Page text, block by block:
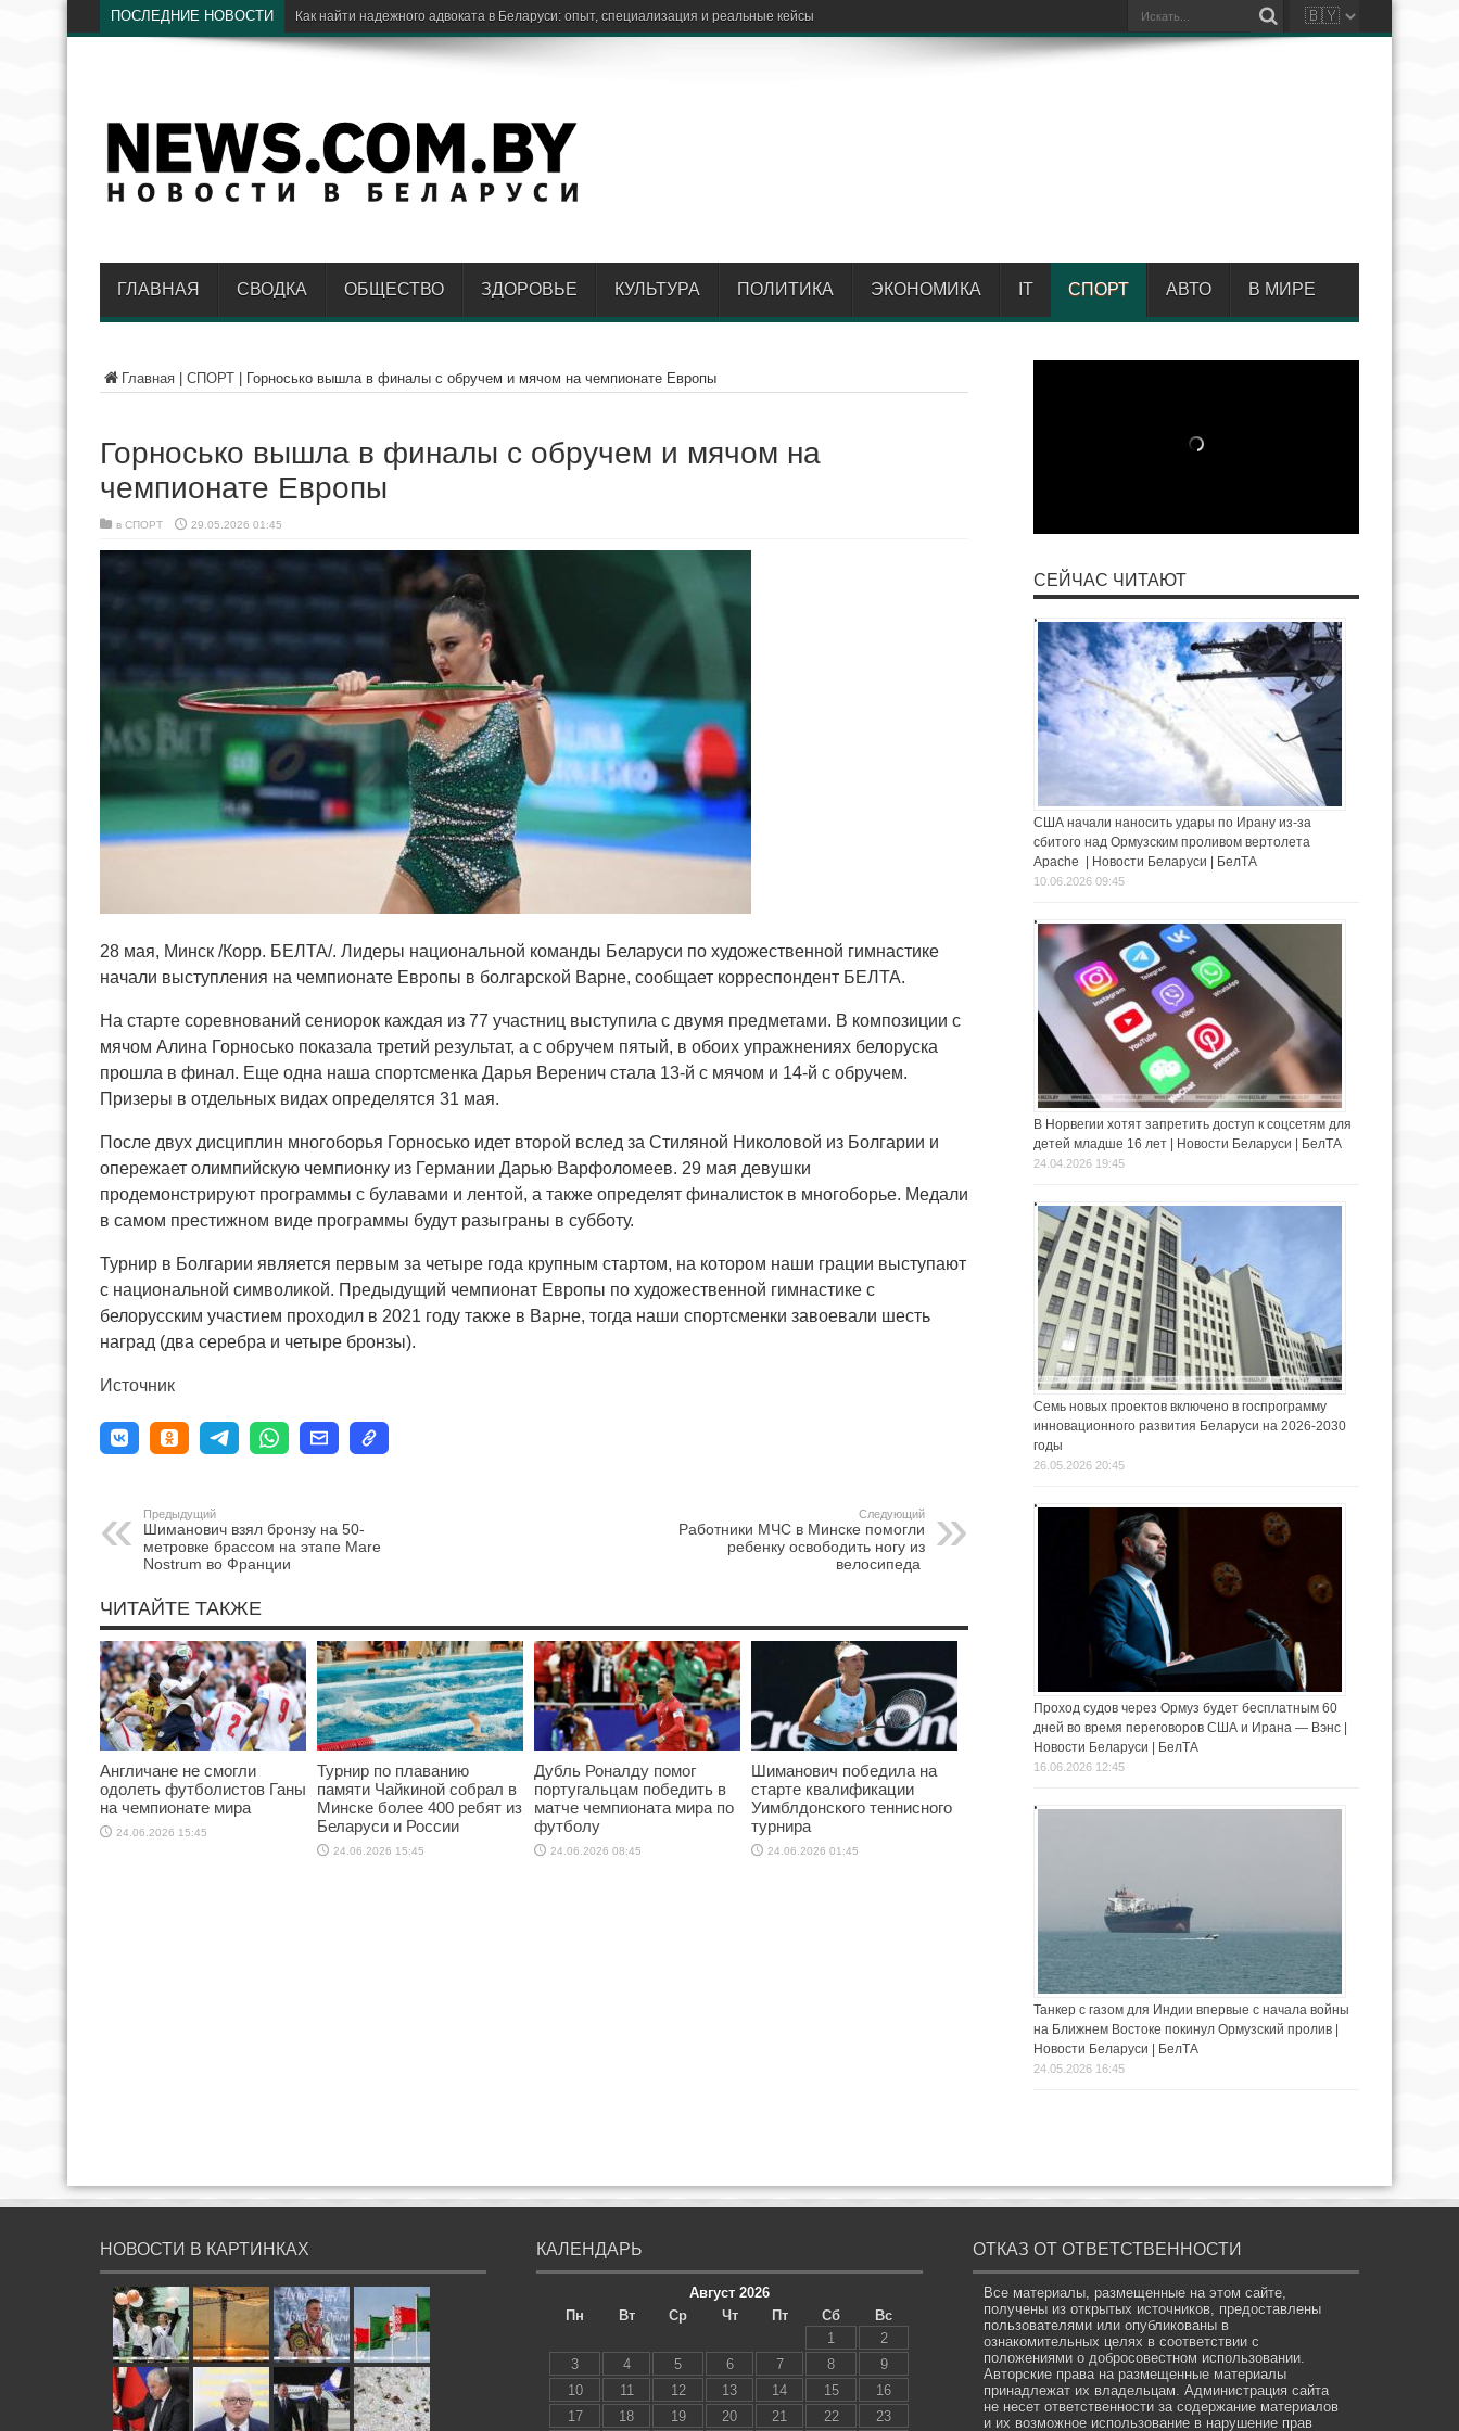
ПОСЛЕДНИЕ НОВОСТИ
ГЛАВНАЯ СВОДКА ОБЩЕСТВО ЗДОРОВЬЕ КУЛЬТУРА ПОЛИТИКА ЭКОНОМИКА IT СПОРТ АВТО В МИРЕ
Главная СПОРТ Горносько вышла в финалы с обручем и мячом на чемпионате Европы
Горносько вышла в финалы с обручем и мячом на
чемпионате Европы
в СПОРТ 29.05.2026 01:45
28 мая, Минск /Корр. БЕЛТА/. Лидеры национальной команды Беларуси по художественной гимнастике
начали выступления на чемпионате Европы в болгарской Варне, сообщает корреспондент БЕЛТА.
На старте соревнований сениорок каждая из 77 участниц выступила с двумя предметами. В композиции с
мячом Алина Горносько показала третий результат, а с обручем пятый, в обоих упражнениях белоруска
прошла в финал. Еще одна наша спортсменка Дарья Веренич стала 13-й с мячом и 14-й с обручем.
Призеры в отдельных видах определятся 31 мая.
После двух дисциплин многоборья Горносько идет второй вслед за Стиляной Николовой из Болгарии и
опережает олимпийскую чемпионку из Германии Дарью Варфоломеев. 29 мая девушки
продемонстрируют программы с булавами и лентой, а также определят финалисток в многоборье. Медали
в самом престижном виде программы будут разыграны в субботу.
Турнир в Болгарии является первым за четыре года крупным стартом, на котором наши грации выступают
с национальной символикой. Предыдущий чемпионат Европы по художественной гимнастике с
белорусским участием проходил в 2021 году также в Варне, тогда наши спортсменки завоевали шесть
наград (два серебра и четыре бронзы).
Источник
Предыдущий
Шиманович взял бронзу на 50-
метровке брассом на этапе Mare
Nostrum во Франции
Следующий
Работники МЧС в Минске помогли
ребенку освободить ногу из
велосипеда
ЧИТАЙТЕ ТАКЖЕ
Англичане не смогли
одолеть футболистов Ганы
на чемпионате мира
24.06.2026 15:45
Турнир по плаванию
памяти Чайкиной собрал в
Минске более 400 ребят из
Беларуси и России
24.06.2026 15:45
Дубль Роналду помог
португальцам победить в
матче чемпионата мира по
футболу
24.06.2026 08:45
Шиманович победила на
старте квалификации
Уимблдонского теннисного
турнира
24.06.2026 01:45
СЕЙЧАС ЧИТАЮТ
США начали наносить удары по Ирану из-за
сбитого над Ормузским проливом вертолета
Apache | Новости Беларуси | БелТА
10.06.2026 09:45
В Норвегии хотят запретить доступ к соцсетям для
детей младше 16 лет | Новости Беларуси | БелТА
24.04.2026 19:45
Семь новых проектов включено в госпрограмму
инновационного развития Беларуси на 2026-2030
годы
26.05.2026 20:45
Проход судов через Ормуз будет бесплатным 60
дней во время переговоров США и Ирана — Вэнс |
Новости Беларуси | БелТА
16.06.2026 12:45
Танкер с газом для Индии впервые с начала войны
на Ближнем Востоке покинул Ормузский пролив |
Новости Беларуси | БелТА
24.05.2026 16:45
НОВОСТИ В КАРТИНКАХ КАЛЕНДАРЬ
Август 2026
Пн
Вт Ср Чт Пт Сб
Вс
1
2
3
4 5 6 7 8
9
10
11 12 13 14 15
16
17
18 19 20 21 22 23
ОТКАЗ ОТ ОТВЕТСТВЕННОСТИ
Все материалы, размещенные на этом сайте,
получены из открытых источников, предоставлены
пользователями или опубликованы в
ознакомительных целях в соответствии с
положениями о добросовестном использовании.
Авторские права на размещенные материалы
принадлежат их владельцам. Администрация сайта
не несет ответственности за содержание материалов
и их возможное использование в нарушение прав